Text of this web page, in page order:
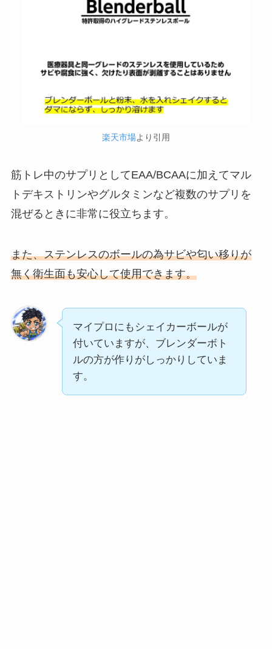
楽天市場より引用
筋トレ中のサプリとしてEAA/BCAAに加えてマル
トデキストリンやグルタミンなど複数のサプリを
混ぜるときに非常に役立ちます。
また、ステンレスのボールの為サビや匂い移りが
無く衛生面も安心して使用できます。
マイプロにもシェイカーボールが
付いていますが、ブレンダーボト
ルの方が作りがしっかりしていま
す。